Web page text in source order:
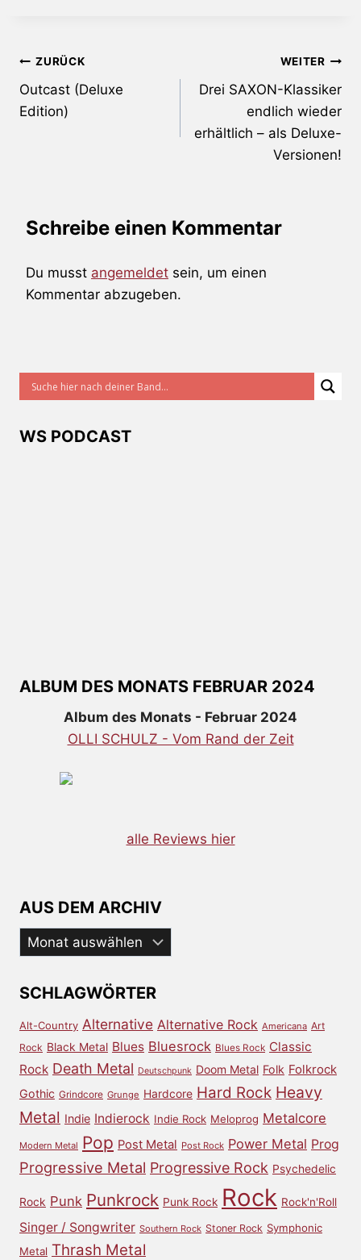
Beitragsnavigation
ZURÜCK
Outcast (Deluxe
Edition)
WEITER
Drei SAXON-Klassiker
endlich wieder
erhältlich – als Deluxe-
Versionen!
Schreibe einen Kommentar
Du musst angemeldet sein, um einen
Kommentar abzugeben.
WS PODCAST
ALBUM DES MONATS FEBRUAR 2024
Album des Monats - Februar 2024
OLLI SCHULZ - Vom Rand der Zeit
alle Reviews hier
AUS DEM ARCHIV
Aus
dem
SCHLAGWÖRTER
Alt-Country Alternative Alternative Rock Americana Art
Rock Black Metal Blues Bluesrock Blues Rock Classic
Rock Death Metal Deutschpunk Doom Metal Folk Folkrock
Gothic Grindcore Grunge Hardcore Hard Rock Heavy
Metal Indie Indierock Indie Rock Meloprog Metalcore
Modern Metal Pop Post Metal Post Rock Power Metal Prog
Progressive Metal Progressive Rock Psychedelic
Rock Punk Punkrock Punk Rock Rock Rock'n'Roll
Singer / Songwriter Southern Rock Stoner Rock Symphonic
Metal Thrash Metal